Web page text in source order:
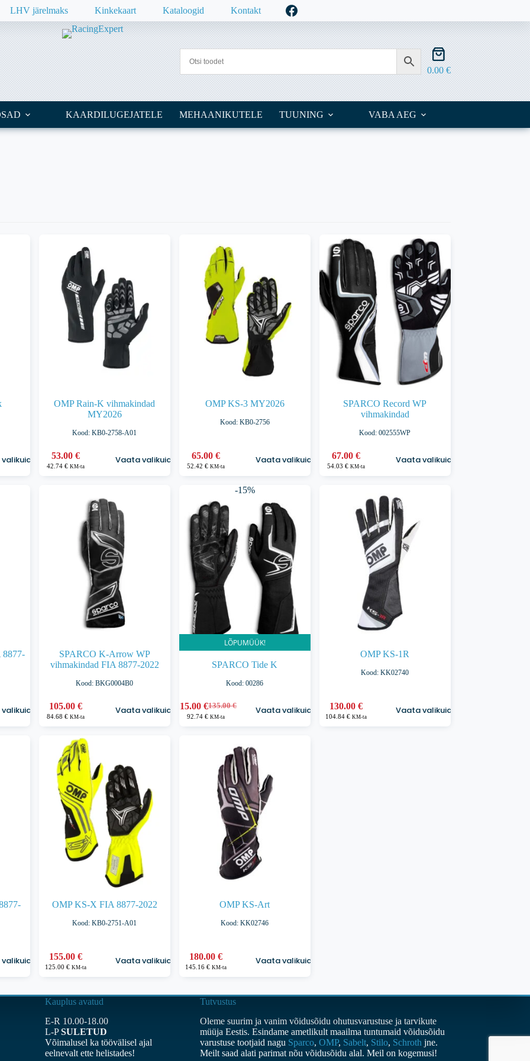
LHV järelmaks Kinkekaart Kataloogid Kontakt
Shopping
cart
0.00€
KAARDILUGEJATELE MEHAANIKUTELE TUUNING VABA AEG
OMP Rain-K vihmakindad
MY2026
Kood: KB0-2758-A01
53.00€
42.74€ KM-ta
Vaata valikuid
tootel
OMP KS-3 MY2026
Kood: KB0-2756
65.00€
52.42€ KM-ta
Vaata valikuid
tootel
Valikuid
tootelehel.
SPARCO Record WP
vihmakindad
Kood: 002555WP
67.00€
54.03€ KM-ta
Vaata valikuid
tootel
SPARCO K-Arrow WP
vihmakindad FIA 8877-2022
Kood: BKG0004B0
105.00€
84.68€ KM-ta
Vaata valikuid
Sellel
tootel
Valikuid
tootelehel.
-15%
LÕPUMÜÜK!
SPARCO Tide K
Kood: 00286
135.00€
Algne
hind
115.00€Praegune
hind
92.74€ KM-ta
Vaata valikuid
Sellel
tootel
OMP KS-1R
Kood: KK02740
130.00€
104.84€ KM-ta
Vaata valikuid
Sellel
tootel
OMP KS-X FIA 8877-2022
Kood: KB0-2751-A01
155.00€
125.00€ KM-ta
Vaata valikuid
Sellel
tootel
varianti.
Valikuid
saab
tootelehel.
OMP KS-Art
Kood: KK02746
180.00€
145.16€ KM-ta
Vaata valikuid
Sellel
tootel
varianti.
tootelehel.
Kauplus avatud
E-R 10.00-18.00
L-PSULETUD
Võimalusel ka töövälisel ajal
eelnevalt ette helistades!
Tutvustus
Oleme suurim ja vanim võidusõidu ohutusvarustuse ja tarvikute
müüja Eestis. Esindame ametlikult maailma tuntumaid võidusõidu
varustuse tootjaid nagu Sparco, OMP, Sabelt, Stilo, Schroth jne.
Meilt saad alati parimat nõu võidusõidu alal. Meil on kogemusi!